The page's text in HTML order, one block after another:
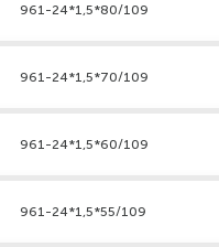
961-24*1,5*80/109
961-24*1,5*70/109
961-24*1,5*60/109
961-24*1,5*55/109